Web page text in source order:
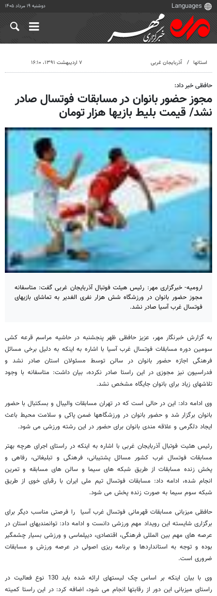
دوشنبه ۱۹ مرداد ۱۴۰۵
استانها آذربایجان غربی ۷ اردیبهشت ۱۳۹۱، ۱۶:۱۰
حافظی خبر داد:
مجوز حضور بانوان در مسابقات فوتسال صادر
نشد/ قیمت بلیط بازیها هزار تومان
ارومیه- خبرگزاری مهر: رئیس هیئت فوتبال آذربایجان غربی گفت: متاسفانه
مجوز حضور بانوان در ورزشگاه شش هزار نفری الغدیر به تماشای بازیهای
فوتسال غرب آسیا صادر نشد.
به گزارش خبرنگار مهر، عزیز حافظی ظهر پنجشنبه در حاشیه مراسم قرعه کشی
سومین دوره مسابقات فوتسال غرب آسیا با اشاره به اینکه به دلیل برخی مسائل
فرهنگی اجازه حضور بانوان در سالن توسط مسئولان استان صادر نشد و
فدراسیون نیز مجوزی در این راستا صادر نکرده، بیان داشت: متاسفانه با وجود
تلاشهای زیاد برای بانوان جایگاه مشخص نشد.
وی ادامه داد: این در حالی است که در تهران مسابقات والیبال و بسکتبال با حضور
بانوان برگزار شد و حضور بانوان در ورزشگاهها ضمن پاکی و سلامت محیط باعث
ایجاد دلگرمی و علاقه مندی بانوان برای حضور در این رشته ورزشی می شود.
رئیس هئیت فوتبال آذربایجان غربی با اشاره به اینکه در راستای اجرای هرچه بهتر
مسابقات فوتسال غرب کشور مسائل پشتیبانی، فرهنگی و تبلیغاتی، رفاهی و
پخش زنده مسابقات از طریق شبکه های سیما و سالن های مسابقه و تمرین
انجام شده، ادامه داد: مسابقات فوتسال تیم ملی ایران با رقبای خوی از طریق
شبکه سوم سیما به صورت زنده پخش می شود.
حافظی میزبانی مسابقات قهرمانی فوتسال غرب آسیا را فرصتی مناسب دیگر برای
برگزاری شایسته این رویداد مهم ورزشی دانست و ادامه داد: توانمندیهای استان در
عرصه های مهم بین المللی فرهنگی، اقتصادی، دیپلماسی و ورزشی بسیار چشمگیر
بوده و توجه به استانداردها و برنامه ریزی اصولی در عرصه ورزش و مسابقات
ضروری است.
وی با بیان اینکه بر اساس چک لیستهای ارائه شده باید 130 نوع فعالیت در
راستای میزبانی این دور از رقابتها انجام می شود، اضافه کرد: در این راستا کمیته